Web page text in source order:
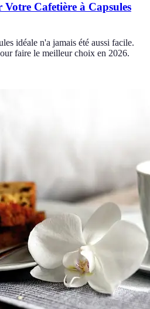
Cafetière à Capsules
idéale n'a jamais été aussi facile.
faire le meilleur choix en 2026.